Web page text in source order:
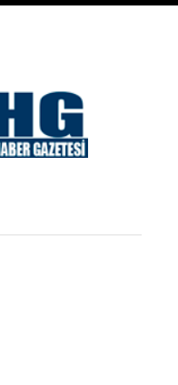
WhatsApp İhbar
Hattı